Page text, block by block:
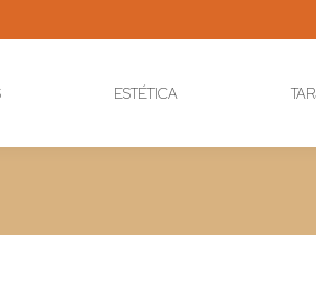
ESTÉTICA